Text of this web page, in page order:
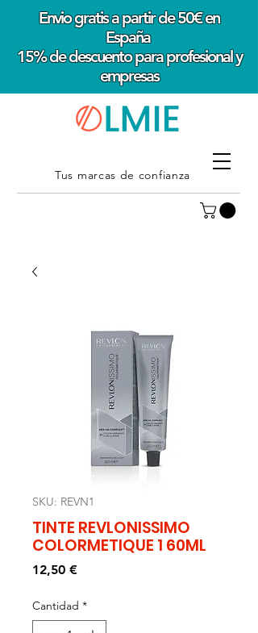
Envio gratis a partir de 50€ en
España
15% de descuento para profesional y
empresas
Tus marcas de confianza
SKU: REVN1
TINTE REVLONISSIMO
COLORMETIQUE 1 60ML
12,50 €Precio
Cantidad *